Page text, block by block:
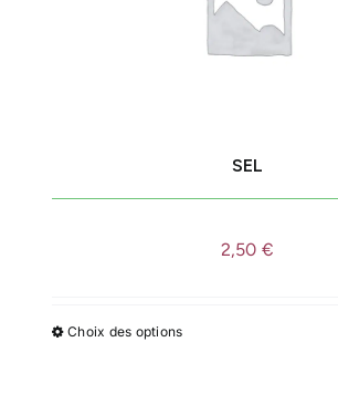
SEL
2,50 €
Choix des optionsCe